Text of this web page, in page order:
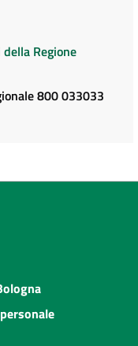
Regione
800 033033